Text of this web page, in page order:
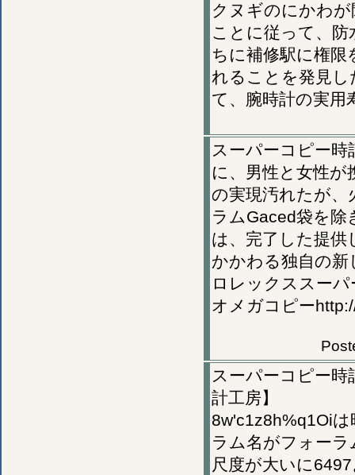
クヌギのにかわ
ことに従って、防
ちに補修駅に権
れることを発見
て、腕時計の実用
スーパーコピー
に、男性と女性
の実現汚れたが
ラムGaced袋を
は、完了した提供
かかわる独自の
ロレックススー
オメガコピー
スーパーコピー
計工房】
8w'c1z8h%q1Oi
ラム名がフォー
尺度が大いに